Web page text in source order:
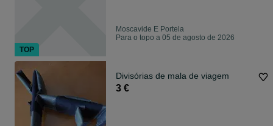
Moscavide E Portela
Para o topo a 05 de agosto de 2026
Divisórias de mala de viagem
3 €
TOP